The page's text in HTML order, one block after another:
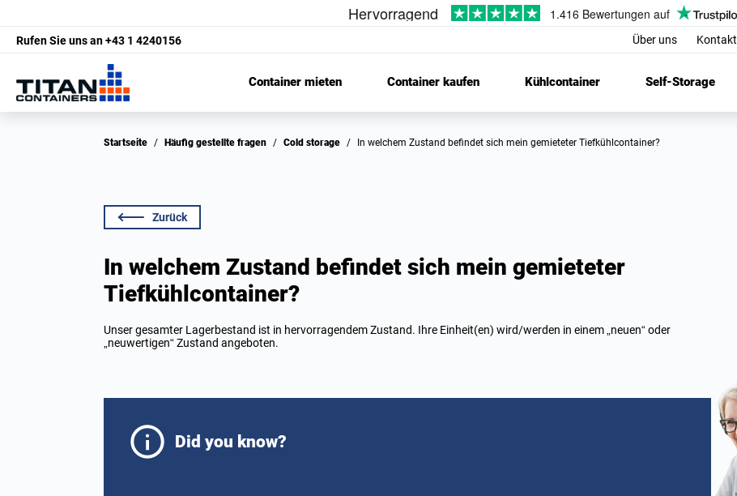
Rufen Sie uns an+43 1 4240156 Über uns Kontakt
Container mieten Container kaufen Kühlcontainer Self-Storage
Startseite / Häufig gestellte fragen / Cold storage / In welchem Zustand befindet sich mein gemieteter Tiefkühlcontainer?
Zurück
In welchem Zustand befindet sich mein gemieteter
Tiefkühlcontainer?
Unser gesamter Lagerbestand ist in hervorragendem Zustand. Ihre Einheit(en) wird/werden in einem „neuen“ oder
„neuwertigen“ Zustand angeboten.
Did you know?